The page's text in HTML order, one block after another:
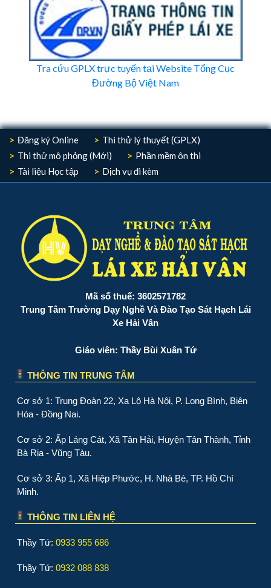
Tra cứu GPLX trực tuyến tại Website Tổng Cục
Đường Bộ Việt Nam
Đăng ký Online
Thi thử lý thuyết (GPLX)
Thi thử mô phỏng (Mới)
Phần mềm ôn thi
Tài liệu Học tập
Dịch vụ đi kèm
Mã số thuế: 3602571782
Trung Tâm Trường Dạy Nghề Và Đào Tạo Sát Hạch Lái
Xe Hải Vân
Giáo viên: Thầy Bùi Xuân Tứ
THÔNG TIN TRUNG TÂM
Cơ sở 1: Trung Đoàn 22, Xa Lộ Hà Nội, P. Long Bình, Biên
Hòa - Đồng Nai.
Cơ sở 2: Ấp Láng Cát, Xã Tân Hải, Huyện Tân Thành, Tỉnh
Bà Rịa - Vũng Tàu.
Cơ sở 3: Ấp 1, Xã Hiệp Phước, H. Nhà Bè, TP. Hồ Chí
Minh.
THÔNG TIN LIÊN HỆ
Thầy Tứ: 0933 955 686
Thầy Tứ: 0932 088 838